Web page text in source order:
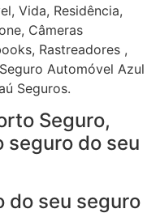
Vida, Residência,
Câmeras
Rastreadores ,
Automóvel Azul
Seguros.
Seguro,
seguro do seu
do seu seguro